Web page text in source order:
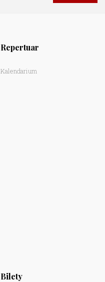
Repertuar
Kalendarium
Bilety